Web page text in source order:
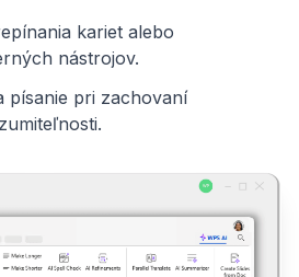
kariet alebo
nástrojov.
písanie pri zachovaní